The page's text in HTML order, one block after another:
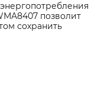
позволит
сохранить